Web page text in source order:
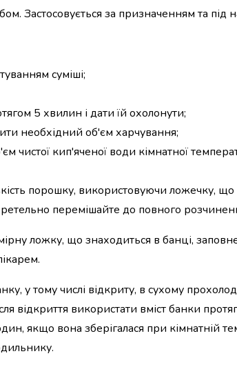
Застосовується за призначенням та під
суміші;
5 хвилин і дати їй охолонути;
необхідний об'єм харчування;
чистої кип'яченої води кімнатної
порошку, використовуючи ложечку, що
перемішайте до повного
ложку, що знаходиться в банці,
у тому числі відкриту, в сухому
відкриття використати вміст банки
якщо вона зберігалася при кімнатній